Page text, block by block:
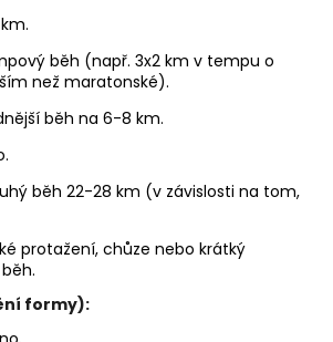
běh (např. 3x2 km v tempu o
než maratonské).
běh na 6-8 km.
běh 22-28 km (v závislosti na tom,
protažení, chůze nebo krátký
formy):